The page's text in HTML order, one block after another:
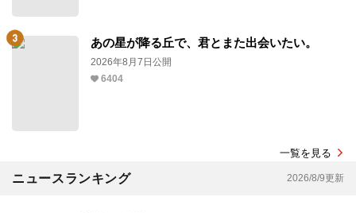
あの星が降る丘で、君とまた出会いたい。
2026年8月7日公開
6404
一覧を見る
ニュースランキング 2026/8/9更新